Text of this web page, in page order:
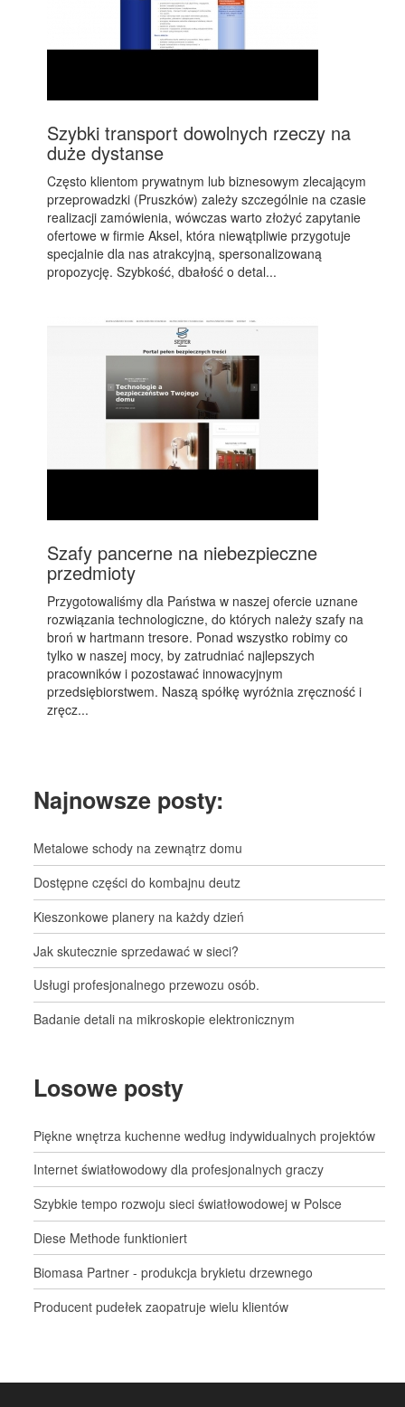
Szybki transport dowolnych rzeczy na
duże dystanse
Często klientom prywatnym lub biznesowym zlecającym
przeprowadzki (Pruszków) zależy szczególnie na czasie
realizacji zamówienia, wówczas warto złożyć zapytanie
ofertowe w firmie Aksel, która niewątpliwie przygotuje
specjalnie dla nas atrakcyjną, spersonalizowaną
propozycję. Szybkość, dbałość o detal...
Szafy pancerne na niebezpieczne
przedmioty
Przygotowaliśmy dla Państwa w naszej ofercie uznane
rozwiązania technologiczne, do których należy szafy na
broń w hartmann tresore. Ponad wszystko robimy co
tylko w naszej mocy, by zatrudniać najlepszych
pracowników i pozostawać innowacyjnym
przedsiębiorstwem. Naszą spółkę wyróżnia zręczność i
zręcz...
Najnowsze posty:
Metalowe schody na zewnątrz domu
Dostępne części do kombajnu deutz
Kieszonkowe planery na każdy dzień
Jak skutecznie sprzedawać w sieci?
Usługi profesjonalnego przewozu osób.
Badanie detali na mikroskopie elektronicznym
Losowe posty
Piękne wnętrza kuchenne według indywidualnych projektów
Internet światłowodowy dla profesjonalnych graczy
Szybkie tempo rozwoju sieci światłowodowej w Polsce
Diese Methode funktioniert
Biomasa Partner - produkcja brykietu drzewnego
Producent pudełek zaopatruje wielu klientów